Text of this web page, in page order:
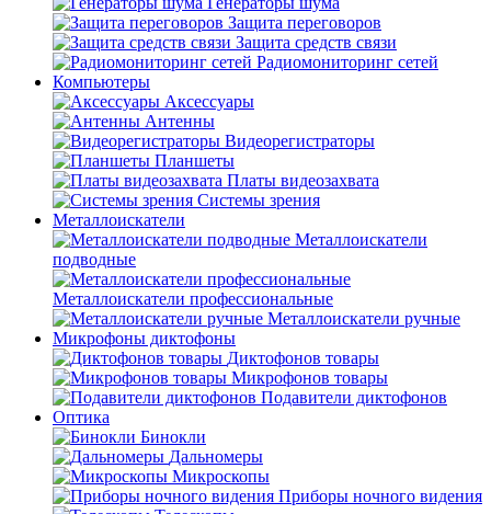
Защита переговоров
Защита средств связи
Радиомониторинг сетей
Компьютеры
Аксессуары
Антенны
Видеорегистраторы
Планшеты
Платы видеозахвата
Системы зрения
Металлоискатели
Металлоискатели
подводные
Металлоискатели профессиональные
Металлоискатели ручные
Микрофоны диктофоны
Диктофонов товары
Микрофонов товары
Подавители диктофонов
Оптика
Бинокли
Дальномеры
Микроскопы
Приборы ночного видения